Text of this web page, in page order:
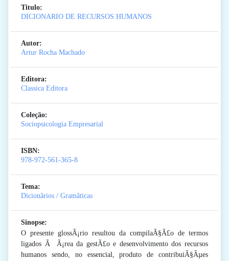
Titulo:
DICIONARIO DE RECURSOS HUMANOS
Autor:
Artur Rocha Machado
Editora:
Classica Editora
Coleção:
Sociopsicologia Empresarial
ISBN:
978-972-561-365-8
Tema:
Dicionãrios / Gramãticas
Sinopse:
O presente glossÃ¡rio resultou da compilaÃ§Ã£o de termos
ligados Ã Ã¡rea da gestÃ£o e desenvolvimento dos recursos
humanos sendo, no essencial, produto de contribuiÃ§Ãµes